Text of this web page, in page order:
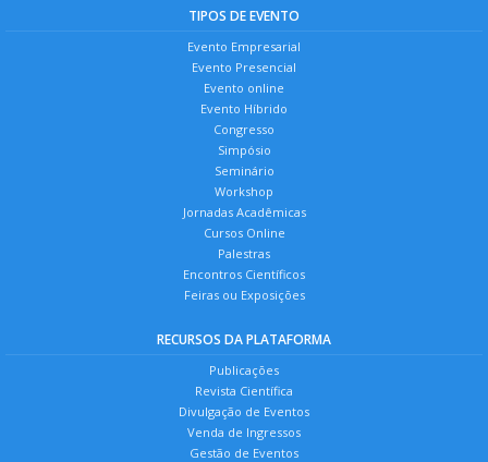
TIPOS DE EVENTO
Evento Empresarial
Evento Presencial
Evento online
Evento Híbrido
Congresso
Simpósio
Seminário
Workshop
Jornadas Acadêmicas
Cursos Online
Palestras
Encontros Científicos
Feiras ou Exposições
RECURSOS DA PLATAFORMA
Publicações
Revista Científica
Divulgação de Eventos
Venda de Ingressos
Gestão de Eventos